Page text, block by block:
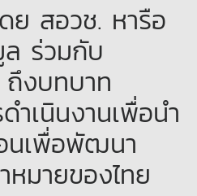
ย สอวช. หารือ
ร่วมกับ
ถึงบทบาท
ำเนินงานเพื่อนำ
นเพื่อพัฒนา
หมายของไทย